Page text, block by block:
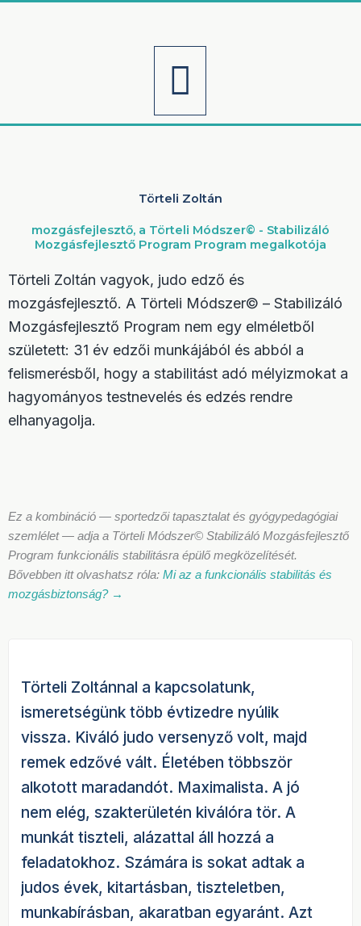
Menu
Törteli Zoltán
mozgásfejlesztő, a Törteli Módszer© - Stabilizáló
Mozgásfejlesztő Program Program megalkotója
Törteli Zoltán vagyok, judo edző és
mozgásfejlesztő. A Törteli Módszer© – Stabilizáló
Mozgásfejlesztő Program nem egy elméletből
született: 31 év edzői munkájából és abból a
felismerésből, hogy a stabilitást adó mélyizmokat a
hagyományos testnevelés és edzés rendre
elhanyagolja.
Ez a kombináció — sportedzői tapasztalat és gyógypedagógiai
szemlélet — adja a Törteli Módszer© Stabilizáló Mozgásfejlesztő
Program funkcionális stabilitásra épülő megközelítését.
Bővebben itt olvashatsz róla: Mi az a funkcionális stabilitás és
mozgásbiztonság? →
Törteli Zoltánnal a kapcsolatunk,
ismeretségünk több évtizedre nyúlik
vissza. Kiváló judo versenyző volt, majd
remek edzővé vált. Életében többször
alkotott maradandót. Maximalista. A jó
nem elég, szakterületén kiválóra tör. A
munkát tiszteli, alázattal áll hozzá a
feladatokhoz. Számára is sokat adtak a
judos évek, kitartásban, tiszteletben,
munkabírásban, akaratban egyaránt. Azt